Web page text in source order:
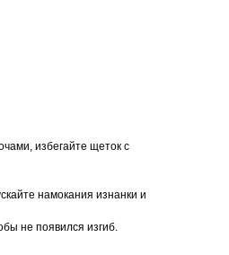
избегайте щеток с
намокания изнанки и
не появился изгиб.